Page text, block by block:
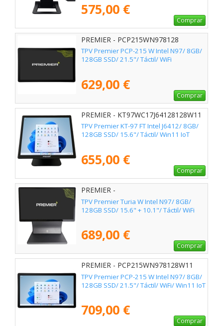
575,00 €
Comprar
PREMIER - PCP215WN978128
TPV Premier PCP-215 W Intel N97/ 8GB/
128GB SSD/ 21.5"/ Táctil/ WiFi
629,00 €
Comprar
PREMIER - KT97WC17J64128128W11
TPV Premier KT-97 FT Intel J6412/ 8GB/
128GB SSD/ 15.6"/ Táctil/ Win11 IoT
655,00 €
Comprar
PREMIER -
TURIA156N9781282ND10G
TPV Premier Turia W Intel N97/ 8GB/
128GB SSD/ 15.6" + 10.1"/ Táctil/ WiFi
689,00 €
Comprar
PREMIER - PCP215WN978128W11
TPV Premier PCP-215 W Intel N97/ 8GB/
128GB SSD/ 21.5"/ Táctil/ WiFi/ Win11 IoT
709,00 €
Comprar